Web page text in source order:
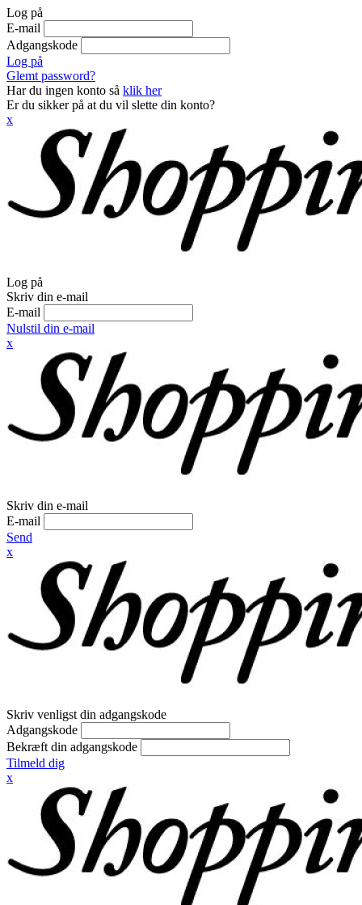
Log på
E-mail
Adgangskode
Log på
Glemt password?
Har du ingen konto så klik her
Er du sikker på at du vil slette din konto?
x
Log på
Skriv din e-mail
E-mail
Nulstil din e-mail
x
Skriv din e-mail
E-mail
Send
x
Skriv venligst din adgangskode
Adgangskode
Bekræft din adgangskode
Tilmeld dig
x